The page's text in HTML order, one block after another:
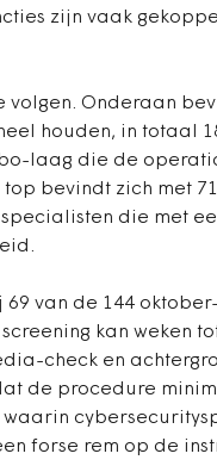
zijn vaak
Onderaan
houden, in totaal
laag die de
bevindt zich met
die met
van de 144
kan weken
check en
de procedure
forse rem op de